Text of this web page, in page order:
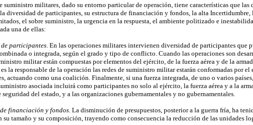
suministro militares, dado su entorno particular de operación, tiene características que las
diversidad de participantes, su estructura de financiación y fondos, la alta Incertidumbre,
el sobre suministro, la urgencia en la respuesta, el ambiente politizado e
una de ellas:
participantes . En las operaciones militares intervienen diversidad de participantes que
o integrada, según el grado y tipo de conflicto. Cuando las operaciones son
militar están compuestas por elementos del ejército, de la fuerza aérea y de la
la responsable de la operación las redes de suministro militar estarán conformadas por el
actuando como una coalición. Finalmente, si una fuerza integrada, de uno o varios
asociada incluirá como participantes no solo al ejército, la fuerza aérea y a la
seguridad del estado, y a las organizaciones gubernamentales y no gubernamentales.
financiación y fondos . La disminución de presupuestos, posterior a la guerra fría, ha
su tamaño y su composición, trayendo como consecuencia la reducción de las unidades